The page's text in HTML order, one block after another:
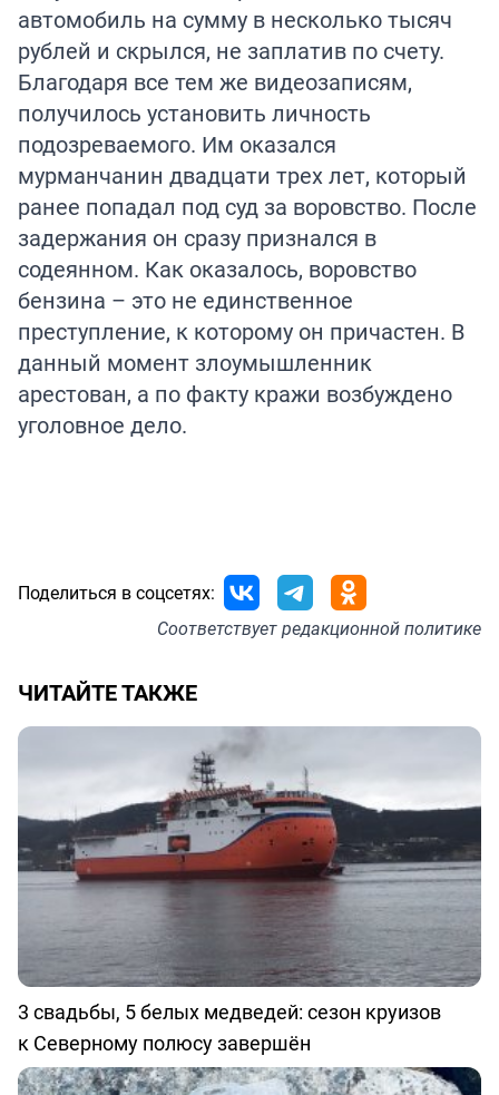
автомобиль на сумму в несколько тысяч
рублей и скрылся, не заплатив по счету.
Благодаря все тем же видеозаписям,
получилось установить личность
подозреваемого. Им оказался
мурманчанин двадцати трех лет, который
ранее попадал под суд за воровство. После
задержания он сразу признался в
содеянном. Как оказалось, воровство
бензина – это не единственное
преступление, к которому он причастен. В
данный момент злоумышленник
арестован, а по факту кражи возбуждено
уголовное дело.
Поделиться в соцсетях:
Соответствуетредакционной политике
ЧИТАЙТЕ ТАКЖЕ
3 свадьбы, 5 белых медведей: сезон круизов
к Северному полюсу завершён